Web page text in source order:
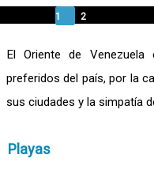
1 2
El Oriente de
preferidos del país, por la
sus ciudades y la simpatía
Playas